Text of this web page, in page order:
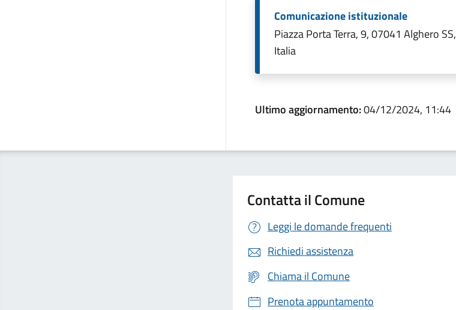
Comunicazione istituzionale
Piazza Porta Terra, 9, 07041 Alghero SS,
Italia
Ultimo aggiornamento:04/12/2024, 11:44
Contatta il Comune
Leggi le domande frequenti
Richiedi assistenza
Chiama il Comune
Prenota appuntamento